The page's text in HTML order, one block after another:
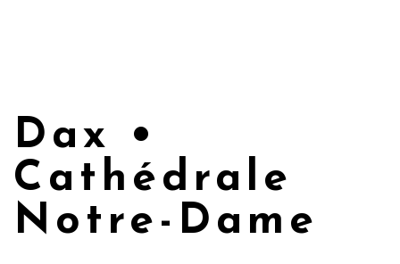
Dax •
Cathédrale
Notre-Dame